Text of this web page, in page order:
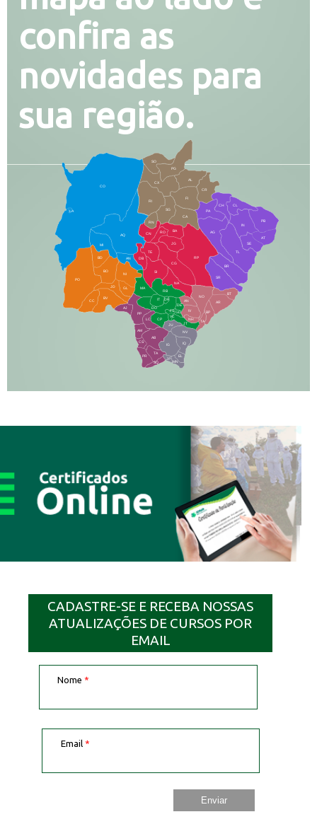
confira as
novidades para
sua região.
CO
AQ
MI
AN
CX
RI
AL
CR
FI
SG
BA
CA
PA
CH CL
PB
SE
TL
AG
BR
SR
BT
AR
RP
RO
JG
CG
SI
NA
TA
NH
JT
RB
MA
IT
DR
DO
CP
JU
NV
IQ
EL
BD
BO
NI
JD
PO
BV
CC
PP
AJ
LC
AM
AB
JP
DB
TE
CS
PR
TA
SQ
IG
MN
IN
NO
BP
RN
CN
GL
AN
IV
FS
VC
GD
DE
AT
PG
SO
LA
CADASTRE-SE E RECEBA NOSSAS
ATUALIZAÇÕES DE CURSOS POR
EMAIL
Nome *
Email *